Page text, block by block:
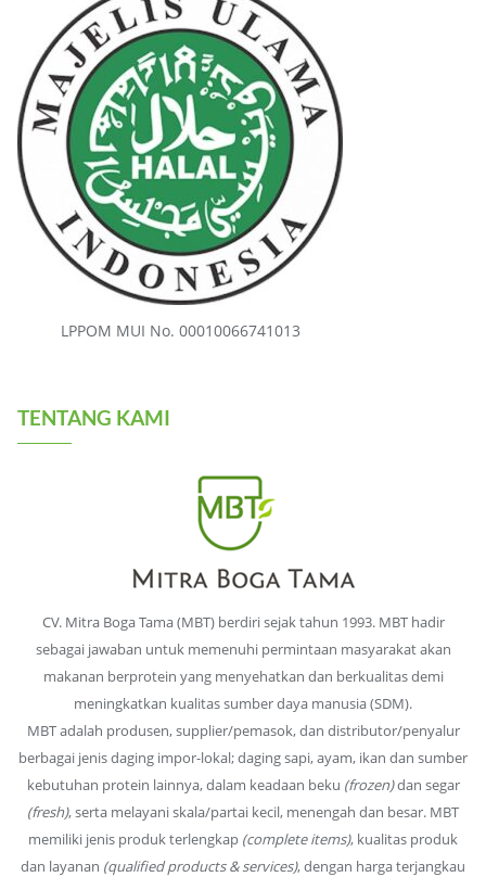
LPPOM MUI No. 00010066741013
TENTANG KAMI
CV. Mitra Boga Tama (MBT) berdiri sejak tahun 1993. MBT hadir
sebagai jawaban untuk memenuhi permintaan masyarakat akan
makanan berprotein yang menyehatkan dan berkualitas demi
meningkatkan kualitas sumber daya manusia (SDM).
MBT adalah produsen, supplier/pemasok, dan distributor/penyalur
berbagai jenis daging impor-lokal; daging sapi, ayam, ikan dan sumber
kebutuhan protein lainnya, dalam keadaan beku (frozen)dan segar
(fresh), serta melayani skala/partai kecil, menengah dan besar. MBT
memiliki jenis produk terlengkap (complete items), kualitas produk
dan layanan (qualified products & services), dengan harga terjangkau